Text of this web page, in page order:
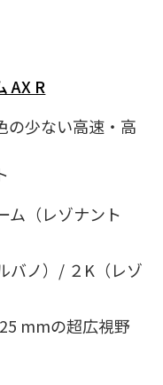
AX R
の少ない高速・高
ム（レゾナント
バノ）/ ２K（レゾ
mmの超広視野